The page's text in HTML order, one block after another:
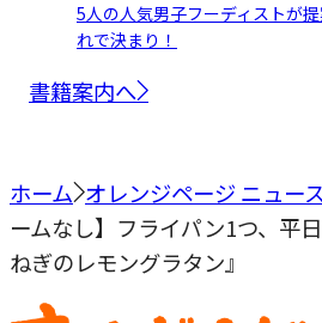
5人の人気男子フーディストが
れで決まり！
書籍案内へ
ホーム オレンジページ ニュー
ームなし】フライパン1つ、平
ねぎのレモングラタン』